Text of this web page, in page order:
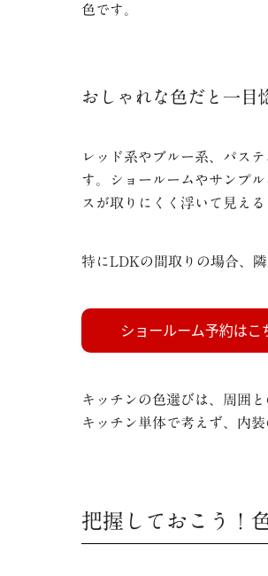
色です。
おしゃれな色だと一目
レッド系やブルー系、パス
す。ショールームやサンプ
スが取りにくく浮いて見え
特にLDKの間取りの場合、
キッチンの色選びは、周囲
キッチン単体で考えず、内
把握しておこう！